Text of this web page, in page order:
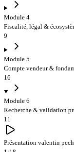
Module 4
Fiscalité, légal &
9
Module 5
Compte vendeur &
16
Module 6
Recherche & validation
11
Présentation valentin